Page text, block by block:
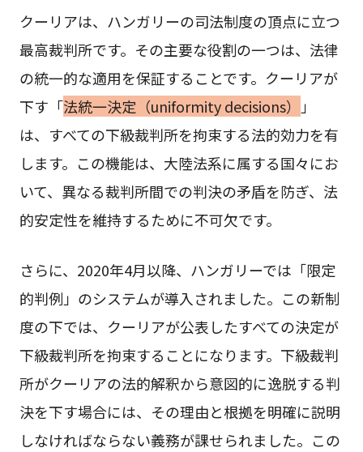
クーリアは、ハンガリーの司法制度の頂点に立つ
最高裁判所です。その主要な役割の一つは、法律
の統一的な適用を保証することです。クーリアが
下す「法統一決定（uniformity decisions） 」
は、すべての下級裁判所を拘束する法的効力を有
します。この機能は、大陸法系に属する国々にお
いて、異なる裁判所間での判決の矛盾を防ぎ、法
的安定性を維持するために不可欠です。
さらに、2020年4月以降、ハンガリーでは「限定
的判例」のシステムが導入されました。この新制
度の下では、クーリアが公表したすべての決定が
下級裁判所を拘束することになります。下級裁判
所がクーリアの法的解釈から意図的に逸脱する判
決を下す場合には、その理由と根拠を明確に説明
しなければならない義務が課せられました。この